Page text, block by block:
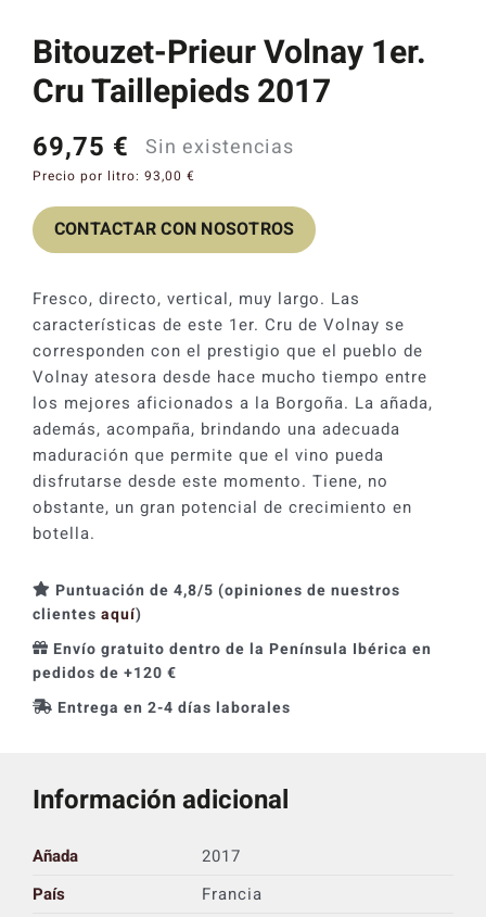
Bitouzet-Prieur Volnay 1er.
Cru Taillepieds 2017
69,75 € Sin existencias
Precio por litro: 93,00 €
CONTACTAR CON NOSOTROS
Fresco, directo, vertical, muy largo. Las
características de este 1er. Cru de Volnay se
corresponden con el prestigio que el pueblo de
Volnay atesora desde hace mucho tiempo entre
los mejores aficionados a la Borgoña. La añada,
además, acompaña, brindando una adecuada
maduración que permite que el vino pueda
disfrutarse desde este momento. Tiene, no
obstante, un gran potencial de crecimiento en
botella.
Puntuación de 4,8/5 (opiniones de nuestros
clientes aquí)
Envío gratuito dentro de la Península Ibérica en
pedidos de +120 €
Entrega en 2-4 días laborales
Información adicional
Añada
2017
País
Francia